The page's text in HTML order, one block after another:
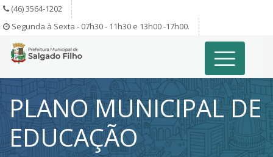
(46) 3564-1202
Segunda à Sexta - 07h30 - 11h30 e 13h00 -17h00.
PLANO MUNICIPAL DE
EDUCAÇÃO